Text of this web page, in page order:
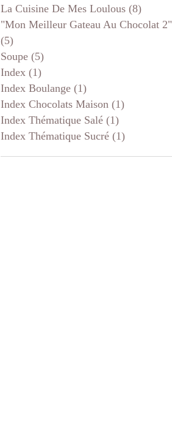
La Cuisine De Mes Loulous (8)
"mon Meilleur Gateau Au Chocolat 2"
(5)
Soupe (5)
Index (1)
Index Boulange (1)
Index Chocolats Maison (1)
Index Thématique Salé (1)
Index Thématique Sucré (1)